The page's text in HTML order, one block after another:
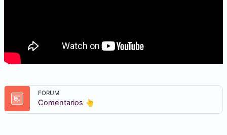
FORUM
Comentarios 👆​